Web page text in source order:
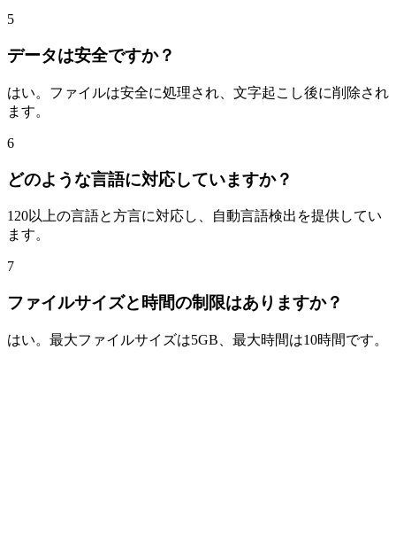
5
データは安全ですか？
はい。ファイルは安全に処理され、文字起こし後に削除され
ます。
6
どのような言語に対応していますか？
120以上の言語と方言に対応し、自動言語検出を提供してい
ます。
7
ファイルサイズと時間の制限はありますか？
はい。最大ファイルサイズは5GB、最大時間は10時間です。